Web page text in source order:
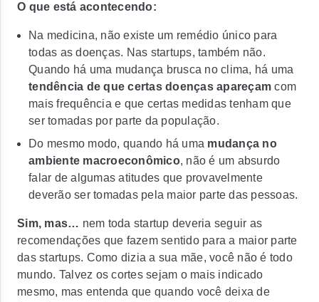
O que está acontecendo:
Na medicina, não existe um remédio único para
todas as doenças. Nas startups, também não.
Quando há uma mudança brusca no clima, há uma
tendência de que certas doenças apareçam com
mais frequência e que certas medidas tenham que
ser tomadas por parte da população.
Do mesmo modo, quando há uma mudança no
ambiente macroeconômico, não é um absurdo
falar de algumas atitudes que provavelmente
deverão ser tomadas pela maior parte das pessoas.
Sim, mas… nem toda startup deveria seguir as
recomendações que fazem sentido para a maior parte
das startups. Como dizia a sua mãe, você não é todo
mundo. Talvez os cortes sejam o mais indicado
mesmo, mas entenda que quando você deixa de